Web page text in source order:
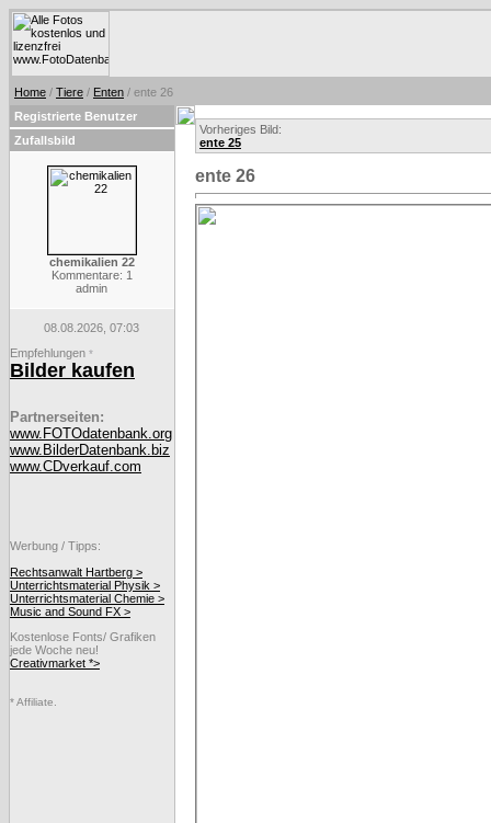
Home / Tiere / Enten / ente 26
Registrierte Benutzer
Zufallsbild
chemikalien 22
Kommentare: 1
admin
08.08.2026, 07:03
Empfehlungen *
Bilder kaufen
Partnerseiten:
www.FOTOdatenbank.org
www.BilderDatenbank.biz
www.CDverkauf.com
Werbung / Tipps:
Rechtsanwalt Hartberg >
Unterrichtsmaterial Physik >
Unterrichtsmaterial Chemie >
Music and Sound FX >
Kostenlose Fonts/ Grafiken
jede Woche neu!
Creativmarket *>
* Affiliate.
Vorheriges Bild:
ente 25
ente 26